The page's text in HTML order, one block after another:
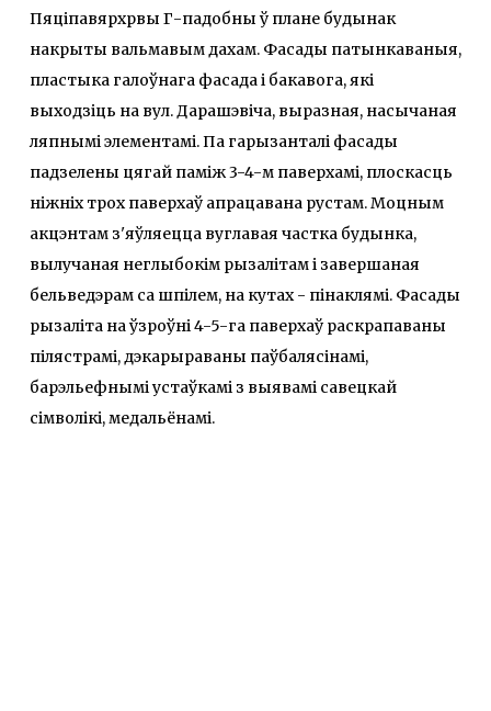
Пяціпавярхрвы Г-падобны ў плане будынак
накрыты вальмавым дахам. Фасады патынкаваныя,
пластыка галоўнага фасада і бакавога, які
выходзіць на вул. Дарашэвіча, выразная, насычаная
ляпнымі элементамі. Па гарызанталі фасады
падзелены цягай паміж 3-4-м паверхамі, плоскасць
ніжніх трох паверхаў апрацавана рустам. Моцным
акцэнтам з'яўляецца вуглавая частка будынка,
вылучаная неглыбокім рызалітам і завершаная
бельведэрам са шпілем, на кутах - пінаклямі. Фасады
рызаліта на ўзроўні 4-5-га паверхаў раскрапаваны
пілястрамі, дэкарыраваны паўбалясінамі,
барэльефнымі устаўкамі з выявамі савецкай
сімволікі, медальёнамі.